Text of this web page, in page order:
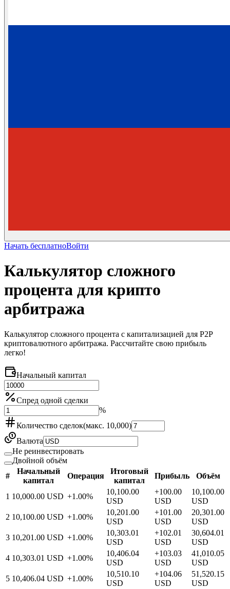
Начать бесплатноВойти
Калькулятор сложного
процента для крипто
арбитража
Калькулятор сложного процента с капитализацией для P2P
криптовалютного арбитража. Рассчитайте свою прибыль
легко!
Начальный капитал
Спред одной сделки
%
Количество сделок(макс. 10,000)
Валюта
Не реинвестировать
Двойной объём
#
Начальный
капитал
Операция
Итоговый
капитал
Прибыль Объём
1 10,000.00 USD +1.00%
10,100.00
USD
+100.00
USD
10,100.00
USD
2 10,100.00 USD +1.00%
10,201.00
USD
+101.00
USD
20,301.00
USD
3 10,201.00 USD +1.00%
10,303.01
USD
+102.01
USD
30,604.01
USD
4 10,303.01 USD +1.00%
10,406.04
USD
+103.03
USD
41,010.05
USD
5 10,406.04 USD +1.00%
10,510.10
USD
+104.06
USD
51,520.15
USD